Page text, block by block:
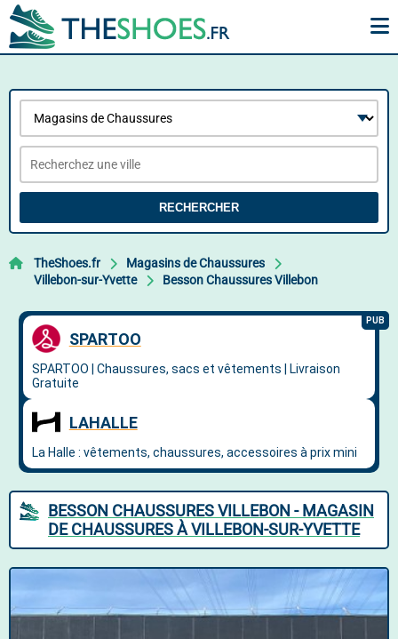
RECHERCHER
TheShoes.fr
Magasins de Chaussures
Villebon-sur-Yvette
Besson Chaussures Villebon
BESSON CHAUSSURES VILLEBON - MAGASIN
DE CHAUSSURES À VILLEBON-SUR-YVETTE